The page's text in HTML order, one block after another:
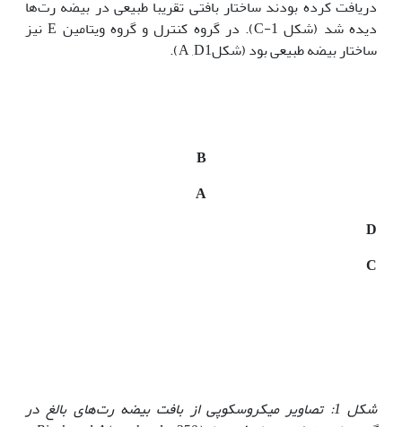
دریافت کرده بودند ساختار بافتی تقریبا طبیعی در بیضه رت‌ها
دیده‌ ‌شد (شکل C-1). در گروه کنترل و گروه ویتامین E نیز
ساختار بیضه طبیعی بود (شکلA ,D1).
B
A
D
C
شکل 1: تصاویر میکروسکوپی از بافت بیضه رت‌های بالغ در